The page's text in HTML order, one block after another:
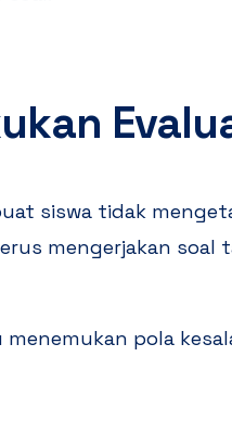
siswa tidak
mengerjakan soal
menemukan pola